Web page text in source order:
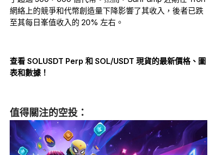
網絡上的競爭和代幣創造量下降影響了其收入，後者已跌
至其每日峯值收入的 20% 左右。
查看 SOLUSDT Perp 和 SOL/USDT 現貨的最新價格、圖
表和數據！
值得關注的空投：